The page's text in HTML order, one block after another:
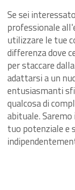
Se sei
professionale
utilizzare le tue
differenza dove
per staccare
adattarsi a un
entusiasmanti
qualcosa di
abituale.
tuo potenziale e